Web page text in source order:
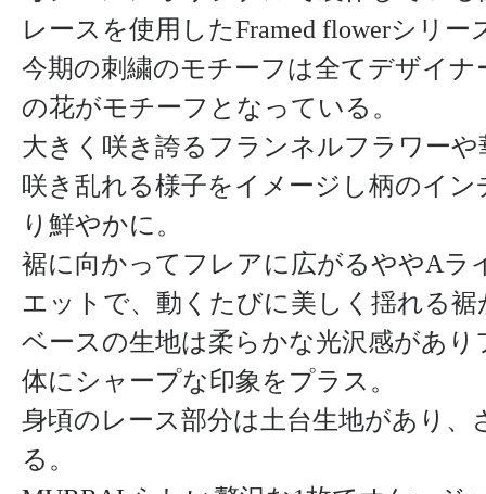
レースを使用したFramed flowerシリー
今期の刺繍のモチーフは全てデザイ
の花がモチーフとなっている。
大きく咲き誇るフランネルフラワー
咲き乱れる様子をイメージし柄のイ
り鮮やかに。
裾に向かってフレアに広がるややAラ
エットで、動くたびに美しく揺れる裾
ベースの生地は柔らかな光沢感があ
体にシャープな印象をプラス。
身頃のレース部分は土台生地があり
る。